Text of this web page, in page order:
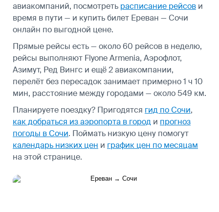
авиакомпаний, посмотреть расписание рейсов и
время в пути — и купить билет Ереван — Сочи
онлайн по выгодной цене.
Прямые рейсы есть — около 60 рейсов в неделю,
рейсы выполняют Flyone Armenia, Аэрофлот,
Азимут, Ред Вингс и ещё 2 авиакомпании,
перелёт без пересадок занимает примерно 1 ч 10
мин, расстояние между городами — около 549 км.
Планируете поездку? Пригодятся гид по Сочи,
как добраться из аэропорта в город и прогноз
погоды в Сочи. Поймать низкую цену помогут
календарь низких цен и график цен по месяцам
на этой странице.